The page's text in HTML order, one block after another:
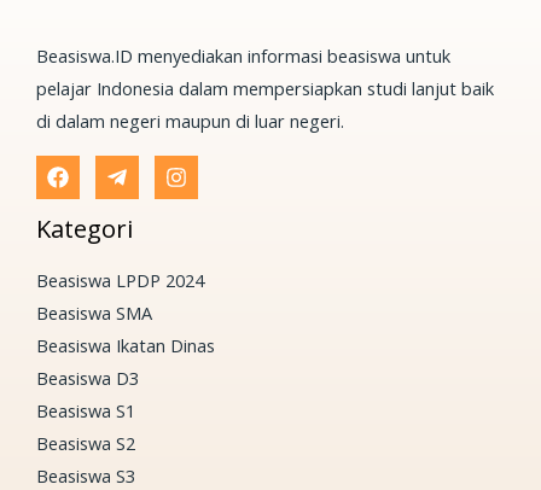
Beasiswa.ID menyediakan informasi beasiswa untuk
pelajar Indonesia dalam mempersiapkan studi lanjut baik
di dalam negeri maupun di luar negeri.
Kategori
Beasiswa LPDP 2024
Beasiswa SMA
Beasiswa Ikatan Dinas
Beasiswa D3
Beasiswa S1
Beasiswa S2
Beasiswa S3